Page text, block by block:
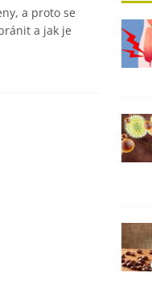
a proto se
a jak je